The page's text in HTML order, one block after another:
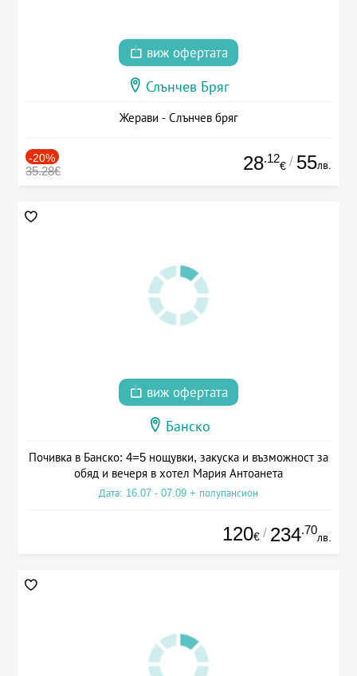
виж офертата
Слънчев Бряг
Жерави - Слънчев бряг
-20%
35.28€ 28.12
€ / 55лв.
виж офертата
Банско
Почивка в Банско: 4=5 нощувки, закуска и възможност за
обяд и вечеря в хотел Мария Антоанета
Дата: 16.07 - 07.09 + полупансион
120€ / 234.70
лв.